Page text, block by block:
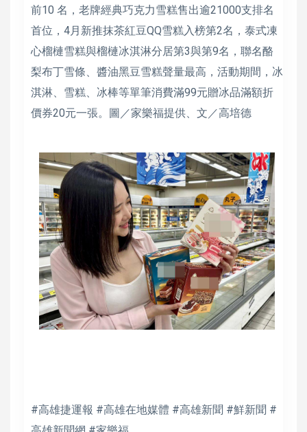
前10 名，老牌經典巧克力雪糕售出逾21000支排名
首位，4月新推抹茶紅豆QQ雪糕入榜第2名，泰式凍
心榴槤雪糕與榴槤冰淇淋分居第3與第9名，聯名酪
梨布丁雪條、醬油黑豆雪糕聲量最高，活動期間，冰
淇淋、雪糕、冰棒等單筆消費滿99元贈冰品滿額折
價券20元一張。圖／家樂福提供、文／高培德
#高雄捷運報 #高雄在地媒體 #高雄新聞 #鮮新聞 #